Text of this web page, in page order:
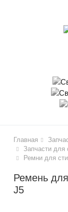
Главная
Запчасти
Ремни для
Ремень
J5